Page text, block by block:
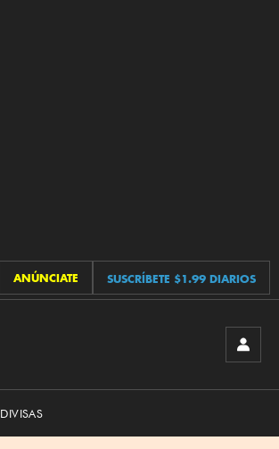
ANÚNCIATE SUSCRÍBETE $1.99 DIARIOS
DIVISAS